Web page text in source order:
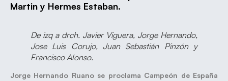
Martin y Hermes Estaban.
De izq a drch. Javier Viguera, Jorge Hernando,
Jose Luis Corujo, Juan Sebastián Pinzón y
Francisco Alonso.
Jorge Hernando Ruano se proclama Campeón de España